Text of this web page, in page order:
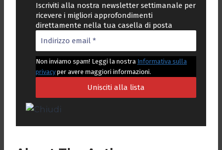
Iscriviti alla nostra newsletter settimanale per
ricevere i migliori approfondimenti
direttamente nella tua casella di posta
Non inviamo spam! Leggi la nostra Informativa sulla
privacy per avere maggiori informazioni.